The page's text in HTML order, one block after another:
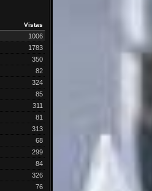
Vistas
1006
1783
350
82
324
85
311
81
313
68
299
84
326
76